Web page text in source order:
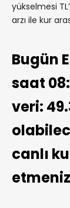
yükselmesi
arzı ile kur
Bugün
saat
veri:
canlı